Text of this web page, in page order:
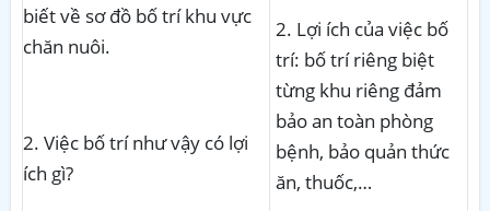
biết về sơ đồ bố trí khu vực
chăn nuôi.
2. Việc bố trí như vậy có lợi
ích gì?
2. Lợi ích của việc bố
trí: bố trí riêng biệt
từng khu riêng đảm
bảo an toàn phòng
bệnh, bảo quản thức
ăn, thuốc,…